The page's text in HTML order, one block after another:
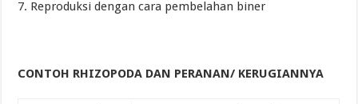
7. Reproduksi dengan cara pembelahan biner
CONTOH RHIZOPODA DAN PERANAN/ KERUGIANNYA